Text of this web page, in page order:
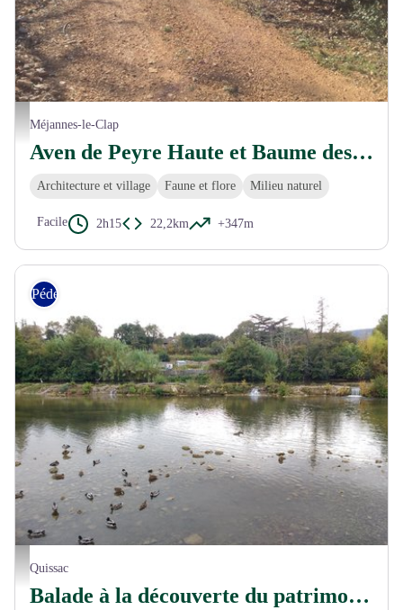
©CARTOSUD
Méjannes-le-Clap
Aven de Peyre Haute et Baume des Fades (Gravel)
Architecture et village Faune et flore Milieu naturel
Facile 2h15 22,2km +347m
©Piemont Cévenol
Pédestre
Quissac
Balade à la découverte du patrimoine hydraulique de Quissac: Un Fleuve et ses Hommes